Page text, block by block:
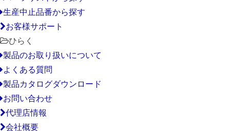
生産中止品番から探す
お客様サポート
ひらく
製品のお取り扱いについて
よくある質問
製品カタログダウンロード
お問い合わせ
代理店情報
会社概要